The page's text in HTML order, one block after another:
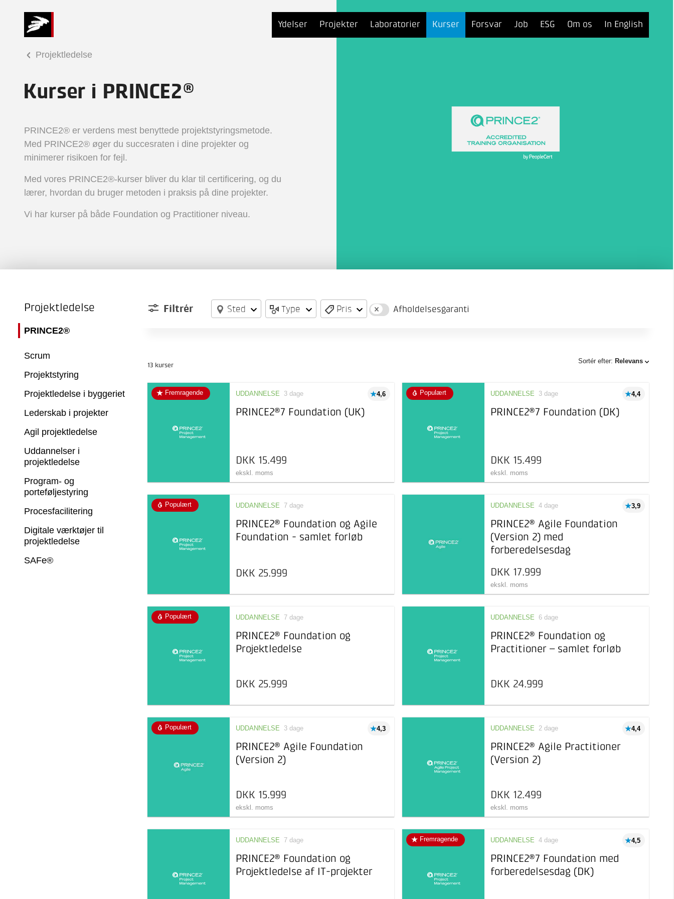
Ydelser Projekter Laboratorier Kurser Forsvar Job ESG Om os In English
Projektledelse
Kurser i PRINCE2®
PRINCE2® er verdens mest benyttede projektstyringsmetode.
Med PRINCE2® øger du succesraten i dine projekter og
minimerer risikoen for fejl.
Med vores PRINCE2®-kurser bliver du klar til certificering, og du
lærer, hvordan du bruger metoden i praksis på dine projekter.
Vi har kurser på både Foundation og Practitioner niveau.
Projektledelse
PRINCE2®
Scrum
Projektstyring
Projektledelse i byggeriet
Lederskab i projekter
Agil projektledelse
Uddannelser i
projektledelse
Program- og
porteføljestyring
Procesfacilitering
Digitale værktøjer til
projektledelse
SAFe®
Filtrér Sted Type Pris Afholdelsesgaranti
Sortér efter: Relevans
13 kurser
Fremragende 4,6
UDDANNELSE 3 dage
PRINCE2®7 Foundation (UK)
DKK 15.499
ekskl. moms
Populært 4,4
UDDANNELSE 3 dage
PRINCE2®7 Foundation (DK)
DKK 15.499
ekskl. moms
Populært UDDANNELSE 7 dage
PRINCE2® Foundation og Agile
Foundation - samlet forløb
DKK 25.999
3,9
UDDANNELSE 4 dage
PRINCE2® Agile Foundation
(Version 2) med
forberedelsesdag
DKK 17.999
ekskl. moms
Populært UDDANNELSE 7 dage
PRINCE2® Foundation og
Projektledelse
DKK 25.999
UDDANNELSE 6 dage
PRINCE2® Foundation og
Practitioner – samlet forløb
DKK 24.999
Populært 4,3
UDDANNELSE 3 dage
PRINCE2® Agile Foundation
(Version 2)
DKK 15.999
ekskl. moms
4,4
UDDANNELSE 2 dage
PRINCE2® Agile Practitioner
(Version 2)
DKK 12.499
ekskl. moms
UDDANNELSE 7 dage
PRINCE2® Foundation og
Projektledelse af IT-projekter
Fremragende 4,5
UDDANNELSE 4 dage
PRINCE2®7 Foundation med
forberedelsesdag (DK)